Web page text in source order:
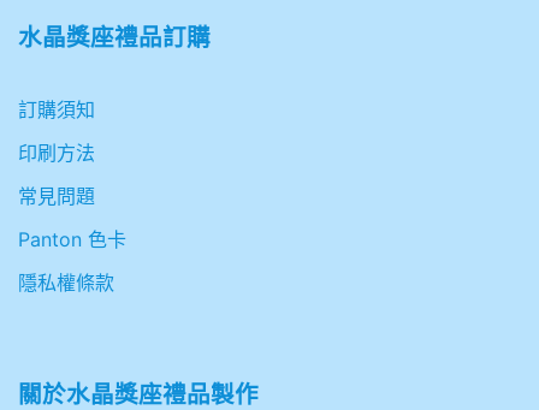
水晶獎座禮品訂購
訂購須知
印刷方法
常見問題
Panton 色卡
隱私權條款
關於水晶獎座禮品製作